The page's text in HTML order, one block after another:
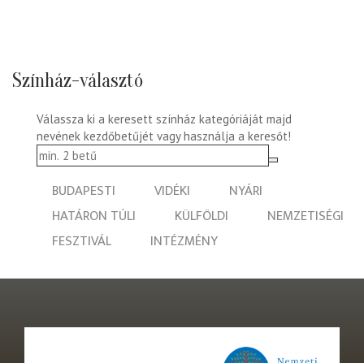
Színház-választó
Válassza ki a keresett színház kategóriáját majd
nevének kezdőbetűjét vagy használja a keresőt!
BUDAPESTI VIDÉKI
NYÁRI
HATÁRON TÚLI
KÜLFÖLDI
NEMZETISÉGI
FESZTIVÁL
INTÉZMÉNY